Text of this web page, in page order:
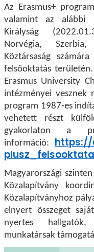
Az Erasmus+
valamint az alábbi
Királyság
Norvégia, Szerbia,
Köztársaság
felsőoktatás
Erasmus University
intézményei vesznek
program 1987-es
vehetett részt
gyakorlaton a
információ: https://
Magyarországi
Közalapítvány
Közalapítványhoz
elnyert összeget
nyertes
munkatársak